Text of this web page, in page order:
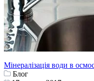
Мінералізація води в
Блог